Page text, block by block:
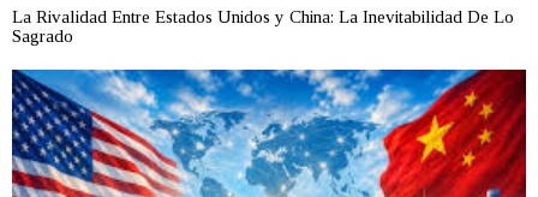
La Rivalidad Entre Estados Unidos y China: La Inevitabilidad De Lo
Sagrado